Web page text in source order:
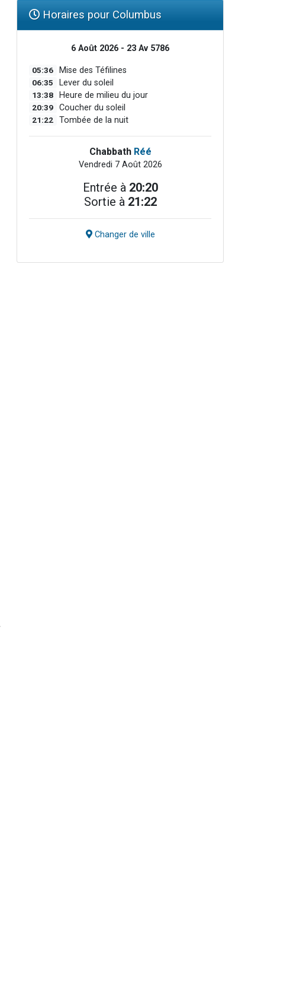
Horaires pour Columbus
6 Août 2026 - 23 Av 5786
05:36 Mise des Téfilines
06:35 Lever du soleil
13:38 Heure de milieu du jour
20:39 Coucher du soleil
21:22 Tombée de la nuit
Chabbath Réé
Vendredi 7 Août 2026
Entrée à 20:20
Sortie à 21:22
Changer de ville